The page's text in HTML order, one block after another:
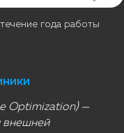
года работы
Optimization) —
внешней